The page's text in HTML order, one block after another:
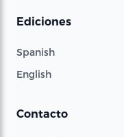
Ediciones
Spanish
English
Contacto